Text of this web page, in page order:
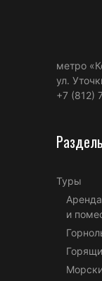
метро
ул.
+7 (812)
Туры
и